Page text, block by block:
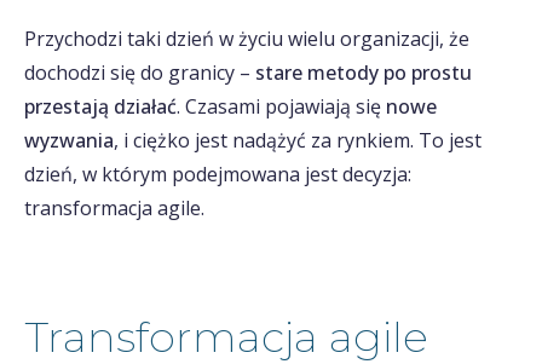
Przychodzi taki dzień w życiu wielu organizacji, że
dochodzi się do granicy – stare metody po prostu
przestają działać. Czasami pojawiają się nowe
wyzwania, i ciężko jest nadążyć za rynkiem. To jest
dzień, w którym podejmowana jest decyzja:
transformacja agile.
Transformacja agile